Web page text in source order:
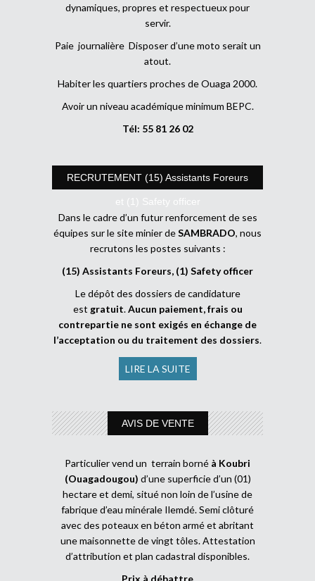
dynamiques, propres et respectueux pour
servir.
Paie journalière Disposer d’une moto serait un
atout.
Habiter les quartiers proches de Ouaga 2000.
Avoir un niveau académique minimum BEPC.
Tél: 55 81 26 02
RECRUTEMENT (15) Assistants Foreurs
et (1) Safety officer
Dans le cadre d’un futur renforcement de ses
équipes sur le site minier deSAMBRADO, nous
recrutons les postes suivants :
(15) Assistants Foreurs, (1) Safety officer
Le dépôt des dossiers de candidature
est gratuit.Aucun paiement, frais ou
contrepartie ne sont exigés en échange de
l’acceptation ou du traitement des dossiers.
LIRE LA SUITE
AVIS DE VENTE
Particulier vend un terrain borné à Koubri
(Ouagadougou) d’une superficie d’un (01)
hectare et demi, situé non loin de l’usine de
fabrique d’eau minérale Ilemdé. Semi clôturé
avec des poteaux en béton armé et abritant
une maisonnette de vingt tôles. Attestation
d’attribution et plan cadastral disponibles.
Prix à débattre